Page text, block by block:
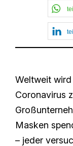
Weltweit
Coronavirus
Masken
– jeder